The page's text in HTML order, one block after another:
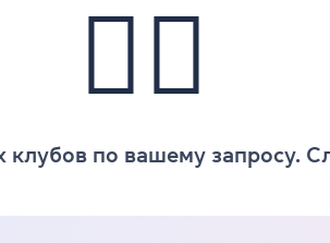
🤷‍♀️
по вашему запросу.